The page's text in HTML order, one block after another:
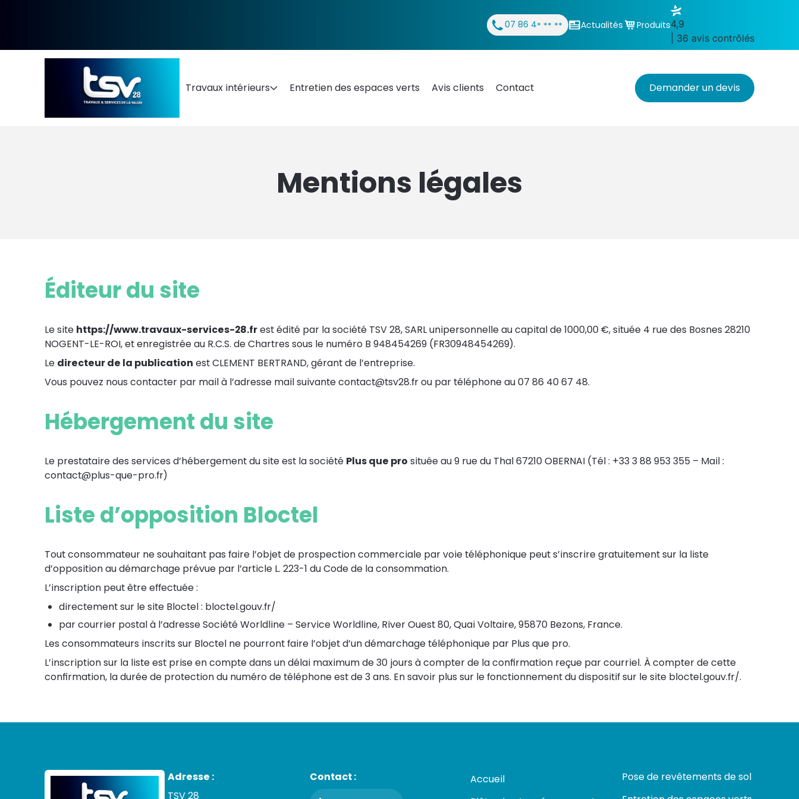
07 86 4* ** ** Actualités Produits4,9
| 36 avis contrôlés
Travaux intérieurs Entretien des espaces verts Avis clients Contact Demander un devis
Mentions légales
Éditeur du site
Le site https://www.travaux-services-28.frest édité par la société TSV 28, SARL unipersonnelle au capital de 1000,00 €, située 4 rue des Bosnes 28210
NOGENT-LE-ROI, et enregistrée au R.C.S. de Chartres sous le numéro B 948454269 (FR30948454269).
Le directeur de la publication est CLEMENT BERTRAND, gérant de l’entreprise.
Vous pouvez nous contacter par mail à l’adresse mail suivantecontact@tsv28.frou par téléphone au 07 86 40 67 48.
Hébergement du site
Le prestataire des services d’hébergement du site est la société Plus que pro située au 9 rue du Thal 67210 OBERNAI (Tél : +33 3 88 953 355 – Mail :
contact@plus-que-pro.fr)
Liste d’opposition Bloctel
Tout consommateur ne souhaitant pas faire l’objet de prospection commerciale par voie téléphonique peut s’inscrire gratuitement sur la liste
d’opposition au démarchage prévue par l’article L. 223-1 du Code de la consommation.
L’inscription peut être effectuée :
directement sur le site Bloctel : bloctel.gouv.fr/
par courrier postal à l’adresse Société Worldline – Service Worldline, River Ouest 80, Quai Voltaire, 95870 Bezons, France.
Les consommateurs inscrits sur Bloctel ne pourront faire l’objet d’un démarchage téléphonique par Plus que pro.
L’inscription sur la liste est prise en compte dans un délai maximum de 30 jours à compter de la confirmation reçue par courriel. À compter de cette
confirmation, la durée de protection du numéro de téléphone est de 3 ans. En savoir plus sur le fonctionnement du dispositif sur le site bloctel.gouv.fr/.
Adresse :
TSV 28
Contact :
Accueil
Pose de revêtements de sol